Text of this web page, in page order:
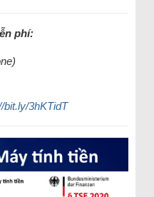
phí:
bit.ly/3hKTidT